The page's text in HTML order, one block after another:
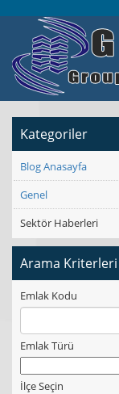
Kategoriler
Blog Anasayfa
Genel
Sektör Haberleri
Arama Kriterleri
Emlak Kodu
Emlak Türü
İlçe Seçin